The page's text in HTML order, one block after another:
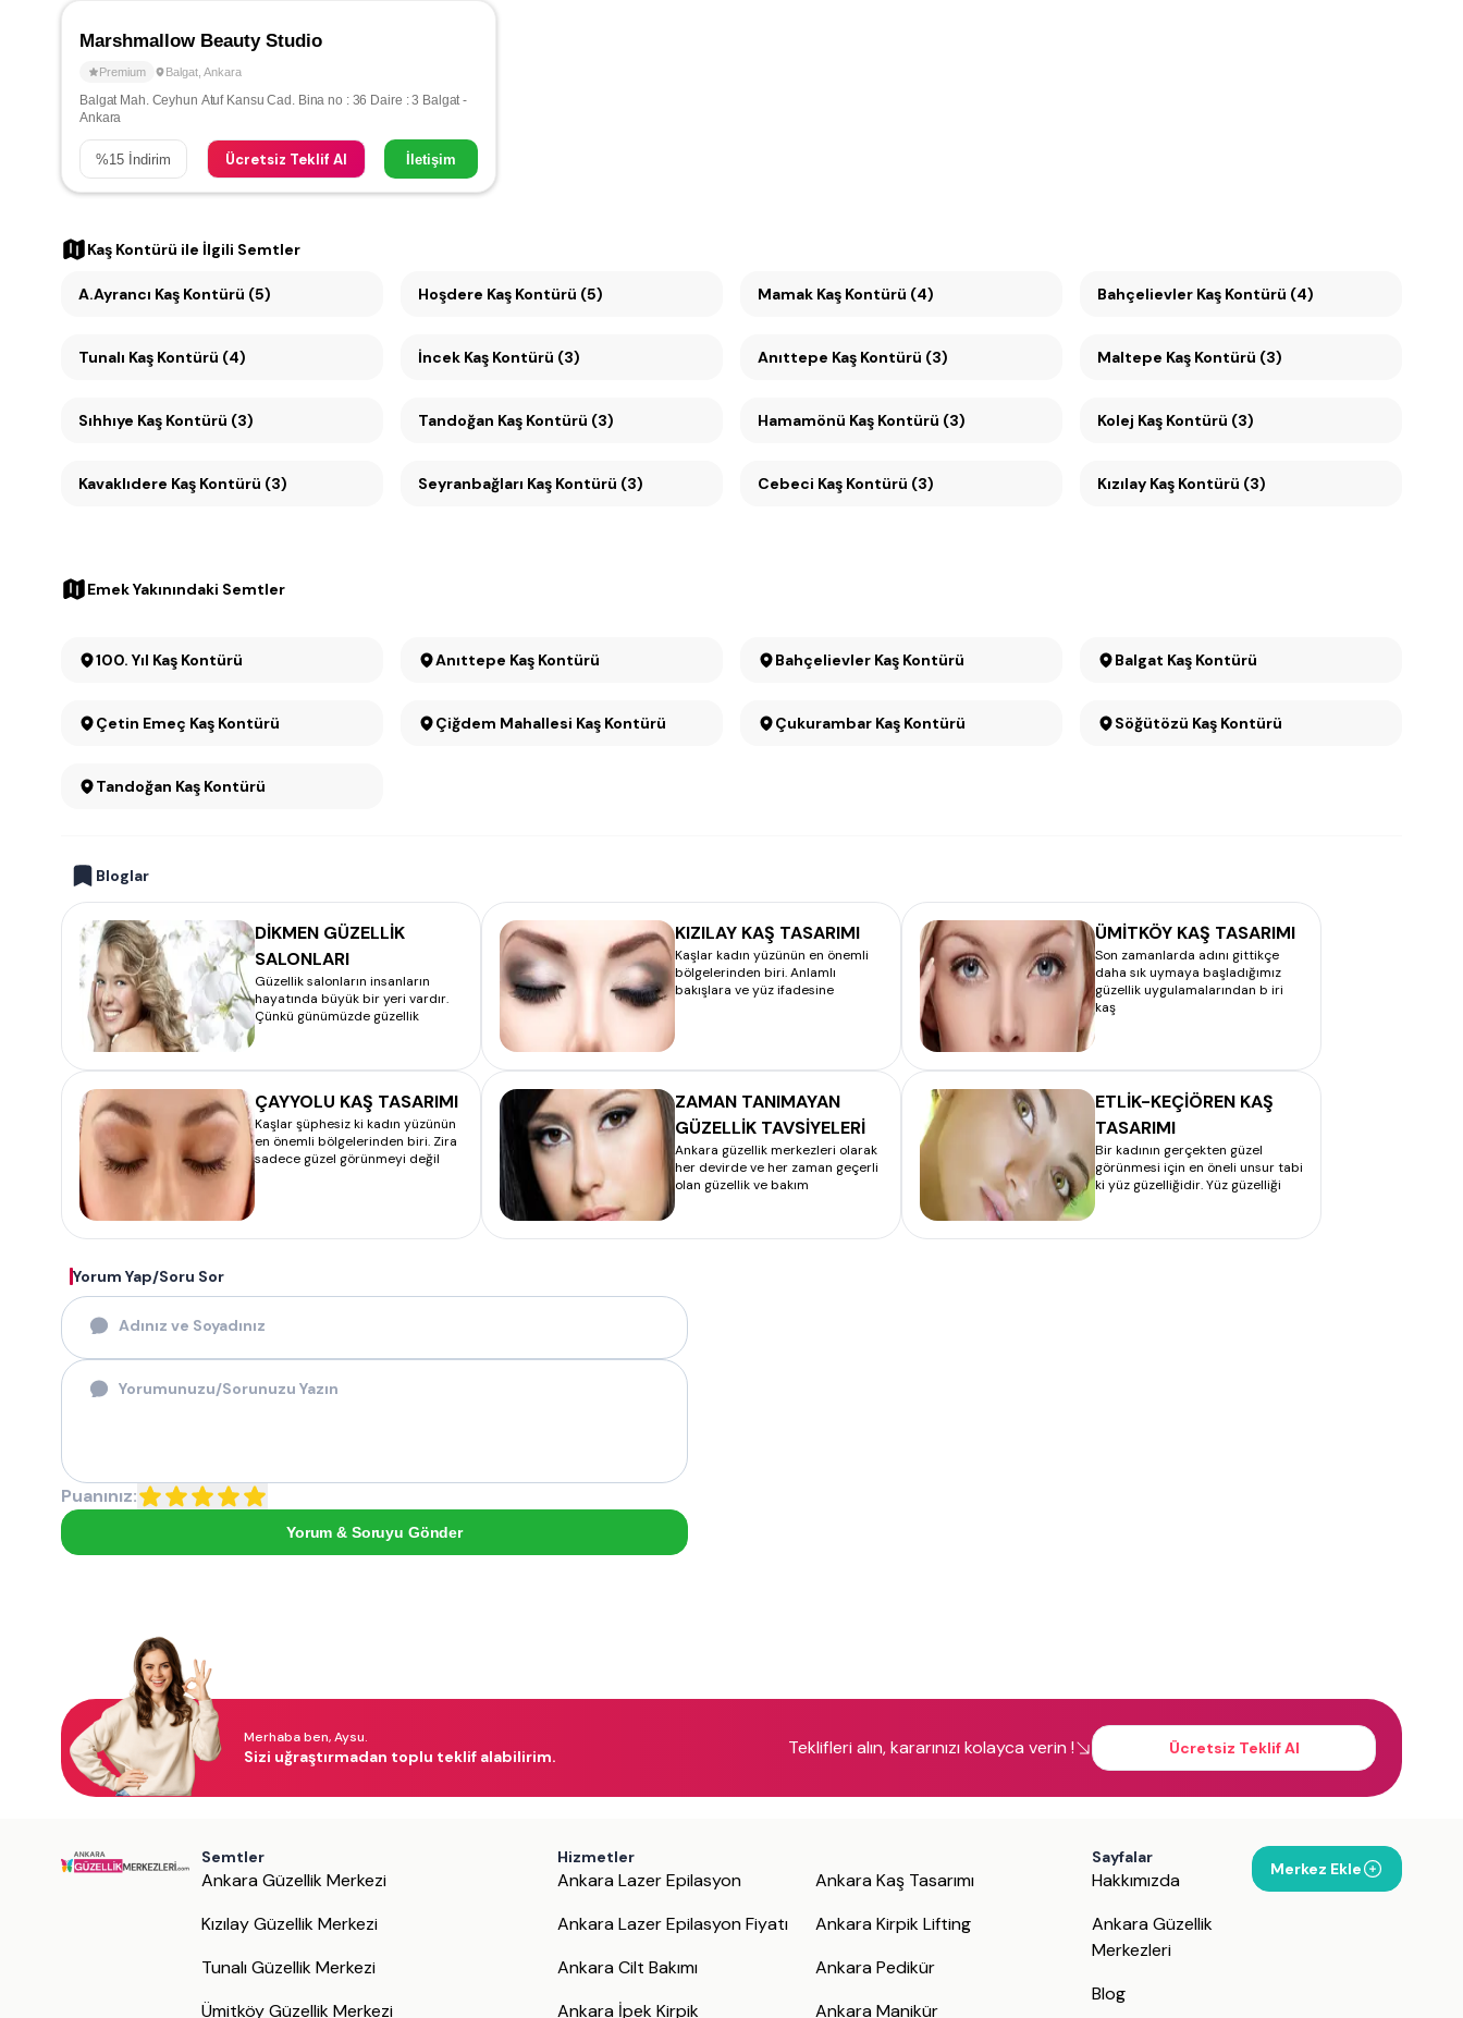
Marshmallow Beauty Studio
Premium Balgat Ankara
Balgat Mah. Ceyhun Atuf Kansu Cad. Bina no : 36 Daire : 3 Balgat -
Ankara
%15 İndirim Ücretsiz Teklif Al İletişim
Kaş Kontürü ile İlgili Semtler
A.Ayrancı Kaş Kontürü (5) Hoşdere Kaş Kontürü (5) Mamak Kaş Kontürü (4) Bahçelievler Kaş Kontürü (4)
Tunalı Kaş Kontürü (4) İncek Kaş Kontürü (3) Anıttepe Kaş Kontürü (3) Maltepe Kaş Kontürü (3)
Sıhhıye Kaş Kontürü (3) Tandoğan Kaş Kontürü (3) Hamamönü Kaş Kontürü (3) Kolej Kaş Kontürü (3)
Kavaklıdere Kaş Kontürü (3) Seyranbağları Kaş Kontürü (3) Cebeci Kaş Kontürü (3) Kızılay Kaş Kontürü (3)
Emek Yakınındaki Semtler
100. Yıl Kaş Kontürü Anıttepe Kaş Kontürü Bahçelievler Kaş Kontürü Balgat Kaş Kontürü
Çetin Emeç Kaş Kontürü Çiğdem Mahallesi Kaş Kontürü Çukurambar Kaş Kontürü Söğütözü Kaş Kontürü
Tandoğan Kaş Kontürü
Bloglar
DİKMEN GÜZELLİK
SALONLARI
Güzellik salonların insanların
hayatında büyük bir yeri vardır.
Çünkü günümüzde güzellik
KIZILAY KAŞ TASARIMI
Kaşlar kadın yüzünün en önemli
bölgelerinden biri. Anlamlı
bakışlara ve yüz ifadesine
ÜMİTKÖY KAŞ TASARIMI
Son zamanlarda adını gittikçe
daha sık uymaya başladığımız
güzellik uygulamalarından b iri
kaş
ÇAYYOLU KAŞ TASARIMI
Kaşlar şüphesiz ki kadın yüzünün
en önemli bölgelerinden biri. Zira
sadece güzel görünmeyi değil
ZAMAN TANIMAYAN
GÜZELLİK TAVSİYELERİ
Ankara güzellik merkezleri olarak
her devirde ve her zaman geçerli
olan güzellik ve bakım
ETLİK-KEÇİÖREN KAŞ
TASARIMI
Bir kadının gerçekten güzel
görünmesi için en öneli unsur tabi
ki yüz güzelliğidir. Yüz güzelliği
Yorum Yap/Soru Sor
Puanınız:
Yorum & Soruyu Gönder
Merhaba ben, Aysu.
Sizi uğraştırmadan toplu teklif alabilirim. Teklifleri alın, kararınızı kolayca verin ! Ücretsiz Teklif Al
Semtler
Ankara Güzellik Merkezi
Kızılay Güzellik Merkezi
Tunalı Güzellik Merkezi
Ümitköy Güzellik Merkezi
Hizmetler
Ankara Lazer Epilasyon
Ankara Lazer Epilasyon Fiyatı
Ankara Cilt Bakımı
Ankara İpek Kirpik
Ankara Kaş Tasarımı
Ankara Kirpik Lifting
Ankara Pedikür
Ankara Manikür
Sayfalar
Hakkımızda
Ankara Güzellik
Merkezleri
Blog
Merkez Ekle